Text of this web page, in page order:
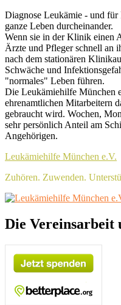
Skip
to
content
Header
Top
Sidebar
Widget
Area
Diagnose Leukämie - und für
ganze Leben durcheinander.
Wenn sie in der Klinik einen
Ärzte und Pfleger schnell an
nach dem stationären
Schwäche und
"normales" Leben führen.
Die Leukämiehilfe München
ehrenamtlichen Mitarbeitern
gebraucht wird. Wochen,
sehr persönlich Anteil am
Angehörigen.
Leukämiehilfe München e.V.
Zuhören. Zuwenden.
Header
Sidebar
Widget
Area
Die Vereinsarbeit